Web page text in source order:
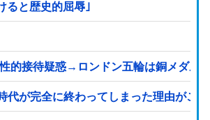
ると歴史的屈辱｣
的接待疑惑→ロンドン五輪は銅メダ
代が完全に終わってしまった理由がこ